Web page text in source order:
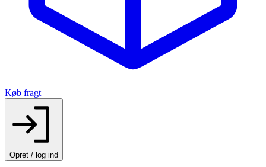
Køb fragt
Opret / log ind